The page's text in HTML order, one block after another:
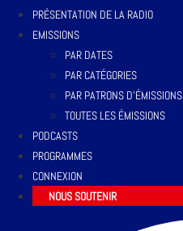
PRÉSENTATION DE LA RADIO
EMISSIONS
PAR DATES
PAR CATÉGORIES
PAR PATRONS D’ÉMISSIONS
TOUTES LES ÉMISSIONS
PODCASTS
PROGRAMMES
CONNEXION
NOUS SOUTENIR